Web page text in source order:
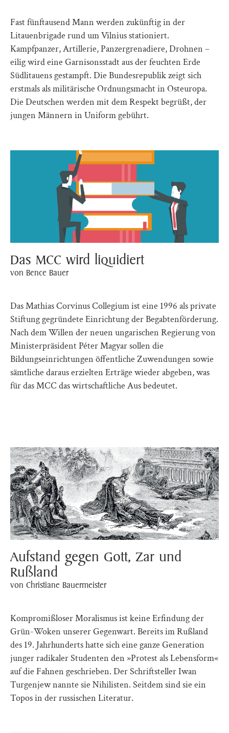
Fast fünftausend Mann werden zukünftig in der
Litauenbrigade rund um Vilnius stationiert.
Kampfpanzer, Artillerie, Panzergrenadiere, Drohnen –
eilig wird eine Garnisonsstadt aus der feuchten Erde
Südlitauens gestampft. Die Bundesrepublik zeigt sich
erstmals als militärische Ordnungsmacht in Osteuropa.
Die Deutschen werden mit dem Respekt begrüßt, der
jungen Männern in Uniform gebührt.
Das MCC wird liquidiert
von Bence Bauer
Das Mathias Corvinus Collegium ist eine 1996 als private
Stiftung gegründete Einrichtung der Begabtenförderung.
Nach dem Willen der neuen ungarischen Regierung von
Ministerpräsident Péter Magyar sollen die
Bildungseinrichtungen öffentliche Zuwendungen sowie
sämtliche daraus erzielten Erträge wieder abgeben, was
für das MCC das wirtschaftliche Aus bedeutet.
Aufstand gegen Gott, Zar und
Rußland
von Christiane Bauermeister
Kompromißloser Moralismus ist keine Erfindung der
Grün-Woken unserer Gegenwart. Bereits im Rußland
des 19. Jahrhunderts hatte sich eine ganze Generation
junger radikaler Studenten den »Protest als Lebensform«
auf die Fahnen geschrieben. Der Schriftsteller Iwan
Turgenjew nannte sie Nihilisten. Seitdem sind sie ein
Topos in der russischen Literatur.